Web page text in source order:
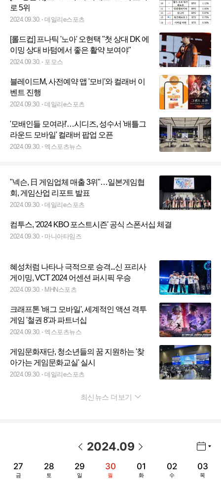
로 5위
2024.09.30. 데일리e스포츠
[롤드컵] 프나틱 '노아' 오현택 "첫 상대 DK 에
이밍 상대 바텀에서 좋은 활약 보여야"
2024.09.30. 포모스
블레이드M, 사전예약 앱 '모비'와 컬래버 이
벤트 진행
2024.09.30. 데일리e스포츠
'모배인들 모여라!'…시디즈, 성수서 '배틀그
라운드 모바일' 컬래버 팝업 오픈
2024.09.30. 엑스포츠뉴스
"넥슨, 日 게임업체 매출 3위"…일본게임협
회, 게임산업 리포트 발표
2024.09.30. 데일리e스포츠
컴투스, '2024 KBO 포스트시즌' 공식 스폰서십 체결
2024.09.30. 마니아타임즈
혜성처럼 나타나 극적으로 승격...신 프리사
게이밍, VCT 2024 어센션 퍼시픽 우승
2024.09.30. MHN스포츠
크래프톤 '배그 모바일', 세계적인 액션 격투
게임 '철권 8'과 파트너십
2024.09.30. 엑스포츠뉴스
게임문화재단, 청소년들의 꿈 지원하는 '찾
아가는 게임문화교실' 실시
2024.09.30. 데일리e스포츠
최신뉴스 더보기
2024.09
27
금
28
토
29
일
30
월
01
화
02
수
03
목